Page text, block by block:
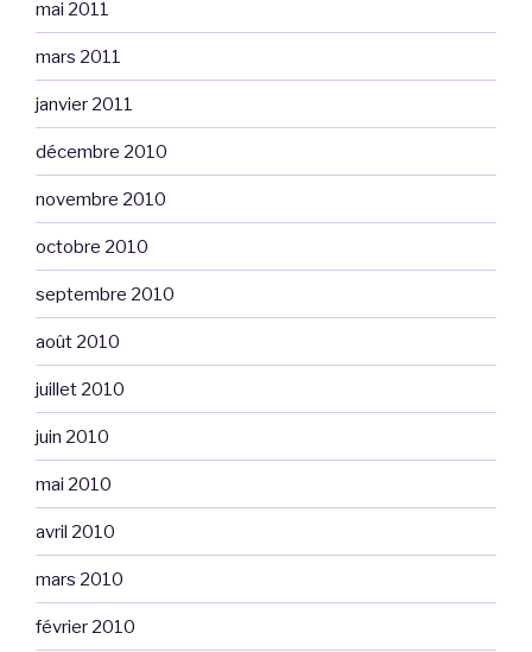
mai 2011
mars 2011
janvier 2011
décembre 2010
novembre 2010
octobre 2010
septembre 2010
août 2010
juillet 2010
juin 2010
mai 2010
avril 2010
mars 2010
février 2010